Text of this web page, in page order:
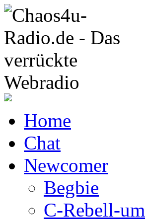
Home
Chat
Newcomer
Begbie
C-Rebell-um